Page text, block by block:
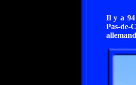
Il y a 94
Pas-de-